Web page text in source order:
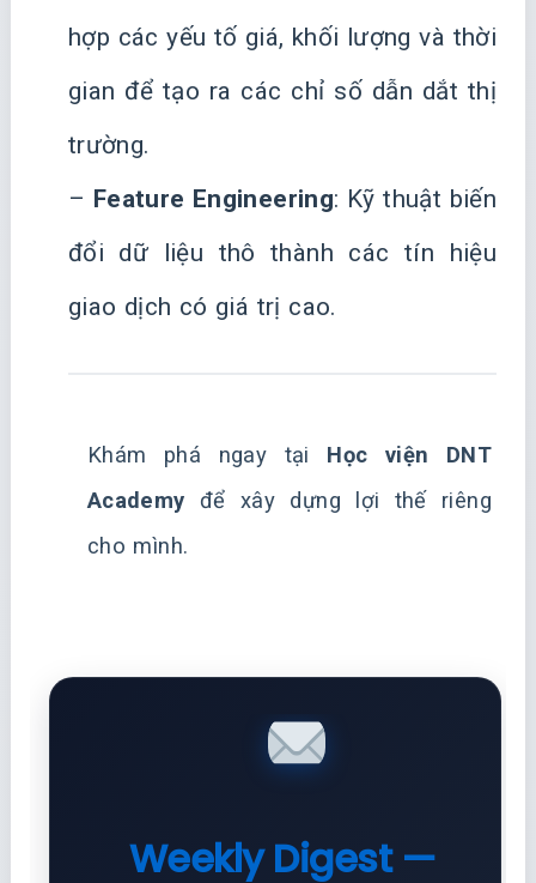
hợp các yếu tố giá, khối lượng và thời
gian để tạo ra các chỉ số dẫn dắt thị
trường.
– Feature Engineering: Kỹ thuật biến
đổi dữ liệu thô thành các tín hiệu
giao dịch có giá trị cao.
Khám phá ngay tại Học viện DNT
Academy để xây dựng lợi thế riêng
cho mình.
Weekly Digest —